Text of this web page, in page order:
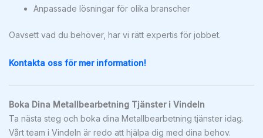
Anpassade lösningar för olika branscher
Oavsett vad du behöver, har vi rätt expertis för jobbet.
Kontakta oss för mer information!
Boka Dina Metallbearbetning Tjänster i Vindeln
Ta nästa steg och boka dina Metallbearbetning tjänster idag.
Vårt team i Vindeln är redo att hjälpa dig med dina behov.